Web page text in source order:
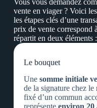
Vous vous demandez
vente en viager ? Voici les
les étapes clés d’une
prix de vente correspond
répartit en deux éléments :
Le bouquet
Une somme initiale
de la signature chez
fixé d’un commun
représente environ 20